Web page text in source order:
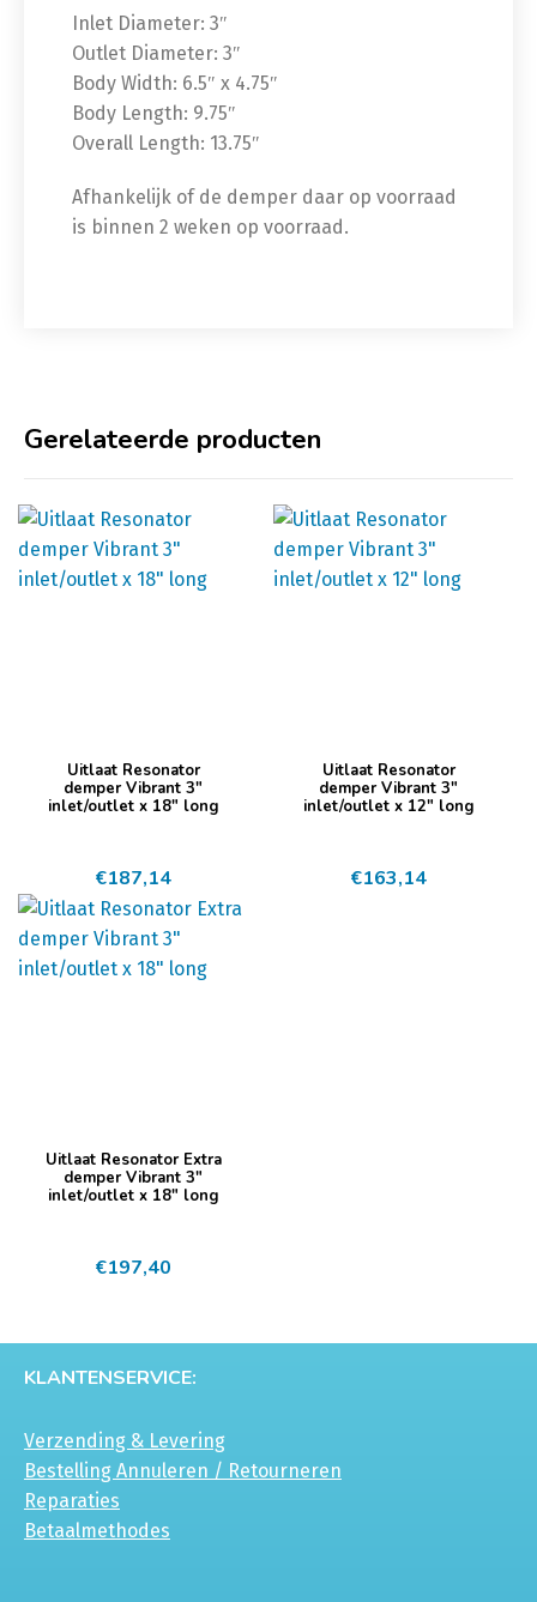
Inlet Diameter: 3″
Outlet Diameter: 3″
Body Width: 6.5″ x 4.75″
Body Length: 9.75″
Overall Length: 13.75″
Afhankelijk of de demper daar op voorraad
is binnen 2 weken op voorraad.
Gerelateerde producten
Uitlaat Resonator
demper Vibrant 3″
inlet/outlet x 18″ long
€187,14
Uitlaat Resonator
demper Vibrant 3″
inlet/outlet x 12″ long
€163,14
Uitlaat Resonator Extra
demper Vibrant 3″
inlet/outlet x 18″ long
€197,40
KLANTENSERVICE:
Verzending & Levering
Bestelling Annuleren / Retourneren
Reparaties
Betaalmethodes